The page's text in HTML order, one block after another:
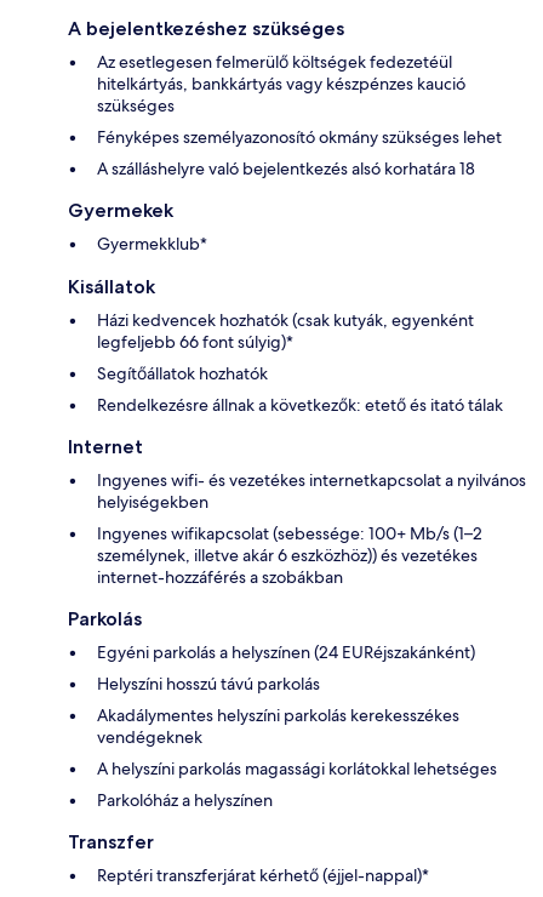
A bejelentkezéshez szükséges
Az esetlegesen felmerülő költségek fedezetéül
hitelkártyás, bankkártyás vagy készpénzes kaució
szükséges
Fényképes személyazonosító okmány szükséges lehet
A szálláshelyre való bejelentkezés alsó korhatára 18
Gyermekek
Gyermekklub*
Kisállatok
Házi kedvencek hozhatók (csak kutyák, egyenként
legfeljebb 66 font súlyig)*
Segítőállatok hozhatók
Rendelkezésre állnak a következők: etető és itató tálak
Internet
Ingyenes wifi- és vezetékes internetkapcsolat a nyilvános
helyiségekben
Ingyenes wifikapcsolat (sebessége: 100+ Mb/s (1–2
személynek, illetve akár 6 eszközhöz)) és vezetékes
internet-hozzáférés a szobákban
Parkolás
Egyéni parkolás a helyszínen (24 EURéjszakánként)
Helyszíni hosszú távú parkolás
Akadálymentes helyszíni parkolás kerekesszékes
vendégeknek
A helyszíni parkolás magassági korlátokkal lehetséges
Parkolóház a helyszínen
Transzfer
Reptéri transzferjárat kérhető (éjjel-nappal)*